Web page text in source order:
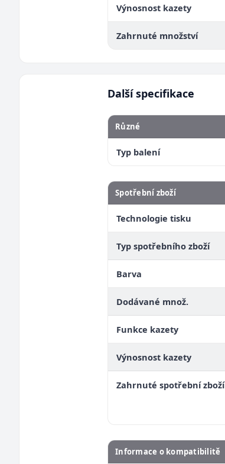
Výnosnost kazety
Zahrnuté množství
Další specifikace
Různé
Typ balení
Spotřební zboží
Technologie tisku
Typ spotřebního zboží
Barva
Dodávané množ.
Funkce kazety
Výnosnost kazety
Zahrnuté spotřební zboží
Informace o kompatibilitě